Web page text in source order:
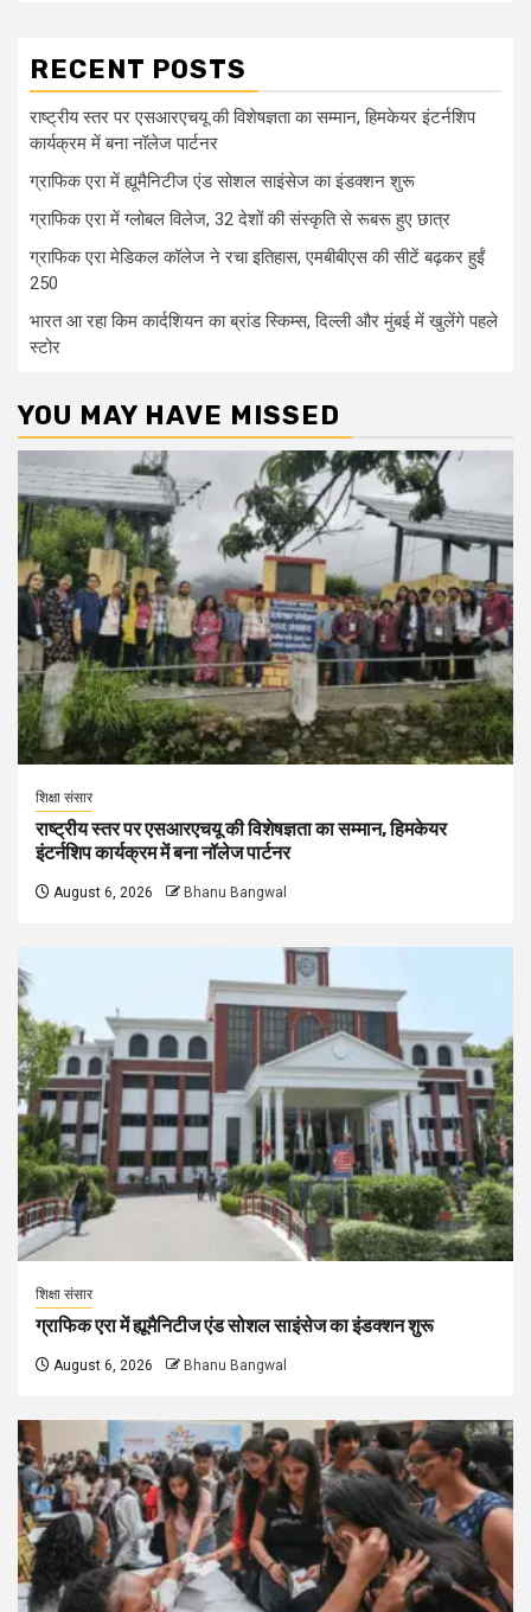
RECENT POSTS
राष्ट्रीय स्तर पर एसआरएचयू की विशेषज्ञता का सम्मान, हिमकेयर इंटर्नशिप
कार्यक्रम में बना नॉलेज पार्टनर
ग्राफिक एरा में ह्यूमैनिटीज एंड सोशल साइंसेज का इंडक्शन शुरू
ग्राफिक एरा में ग्लोबल विलेज, 32 देशों की संस्कृति से रूबरू हुए छात्र
ग्राफिक एरा मेडिकल कॉलेज ने रचा इतिहास, एमबीबीएस की सीटें बढ़कर हुईं
250
भारत आ रहा किम कार्दशियन का ब्रांड स्किम्स, दिल्ली और मुंबई में खुलेंगे पहले
स्टोर
YOU MAY HAVE MISSED
शिक्षा संसार
राष्ट्रीय स्तर पर एसआरएचयू की विशेषज्ञता का सम्मान, हिमकेयर
इंटर्नशिप कार्यक्रम में बना नॉलेज पार्टनर
August 6, 2026 Bhanu Bangwal
शिक्षा संसार
ग्राफिक एरा में ह्यूमैनिटीज एंड सोशल साइंसेज का इंडक्शन शुरू
August 6, 2026 Bhanu Bangwal